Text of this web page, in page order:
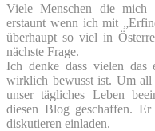
Viele Menschen die
erstaunt wenn ich mit
überhaupt so viel in
nächste Frage.
Ich denke dass vielen das
wirklich bewusst ist. Um all
unser tägliches Leben
diesen Blog geschaffen.
diskutieren einladen.